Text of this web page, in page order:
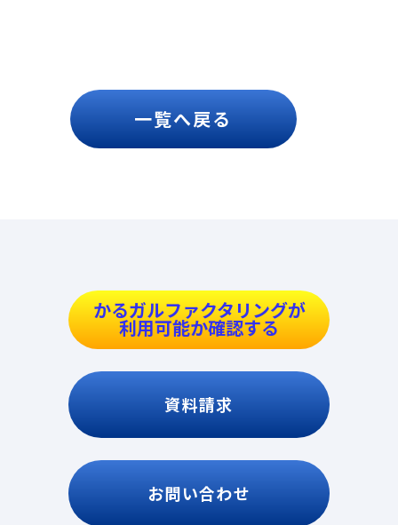
一覧へ戻る
かるガルファクタリングが
利用可能か確認する
資料請求
お問い合わせ